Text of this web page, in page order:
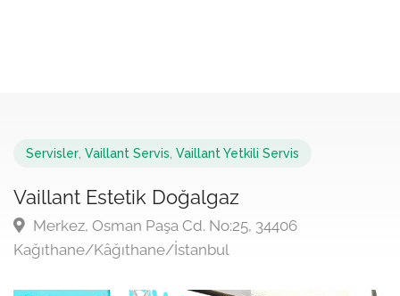
Servisler Vaillant Servis Vaillant Yetkili Servis
Vaillant Estetik Doğalgaz
Merkez, Osman Paşa Cd. No:25, 34406
Kağıthane/Kâğıthane/İstanbul